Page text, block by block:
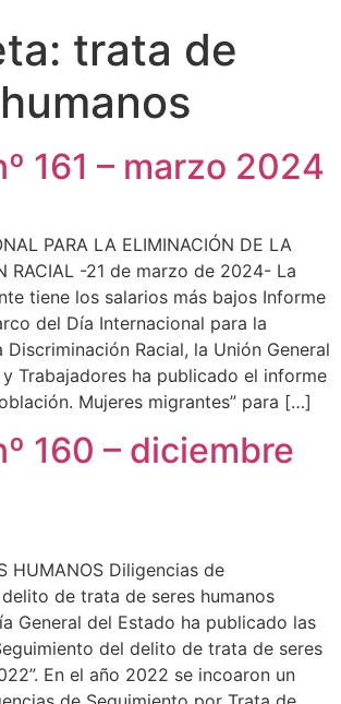
trata de
161 – marzo 2024
PARA LA ELIMINACIÓN DE LA
RACIAL -21 de marzo de 2024- La
tiene los salarios más bajos Informe
del Día Internacional para la
Discriminación Racial, la Unión General
Trabajadores ha publicado el informe
Mujeres migrantes” para […]
160 – diciembre
HUMANOS Diligencias de
de trata de seres humanos
General del Estado ha publicado las
del delito de trata de seres
En el año 2022 se incoaron un